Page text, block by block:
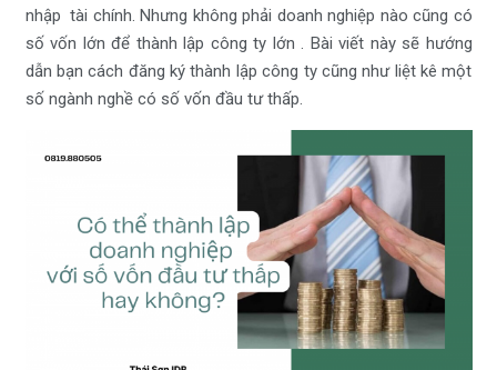
nhập tài chính. Nhưng không phải doanh nghiệp nào cũng có
số vốn lớn để thành lập công ty lớn . Bài viết này sẽ hướng
dẫn bạn cách đăng ký thành lập công ty cũng như liệt kê một
số ngành nghề có số vốn đầu tư thấp.